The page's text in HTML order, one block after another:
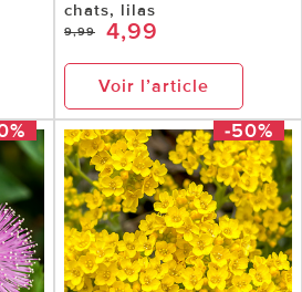
chats, lilas
9,99 4,99
Voir l’article
-50%